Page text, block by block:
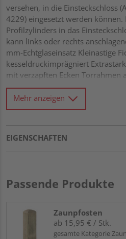
versehen, in die Einsteckschloss
4229) eingesetzt werden können.
Profilzylinders in das
kann links oder rechts
mm-Echtglaseinsatz Kleinastige
kesseldruckimprägniert
mit verzapften Ecken Torrahmen
vorgetrocknetem Massivholz
Drainagenut im unteren Rahmen
121 mm mit extratiefer
Mehr anzeigen
EIGENSCHAFTEN
Passende Produkte
Zaunpfosten
ab 15,95 € / Stk.
gesamte Kategorie